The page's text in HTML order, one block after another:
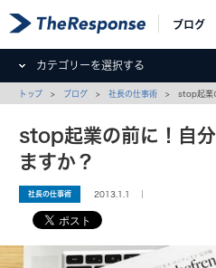
ブログ
カテゴリーを選択する
トップ > ブログ >社長の仕事術 > stop起業の
stop起業の前に！自
ますか？
社長の仕事術 2013.1.1 ｜